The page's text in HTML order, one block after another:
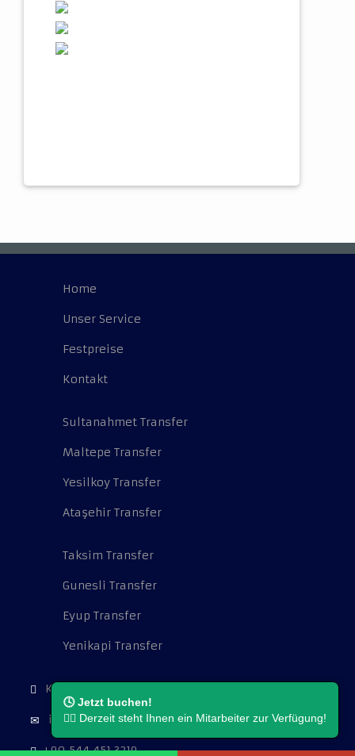
🕓 Jetzt buchen!
👨‍⚖️ Derzeit steht Ihnen ein Mitarbeiter zur Verfügung!
Home
Unser Service
Festpreise
Kontakt
Sultanahmet Transfer
Maltepe Transfer
Yesilkoy Transfer
Ataşehir Transfer
Taksim Transfer
Gunesli Transfer
Eyup Transfer
Yenikapi Transfer
Kocatepe Mah. Cambazoğlu Sok. No:16.
info@flughafentransferistanbul.de
+90 544 451 3219